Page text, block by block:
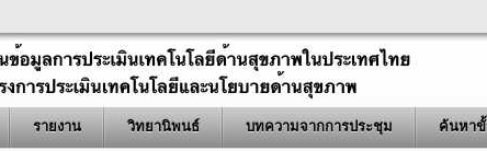
รายงาน วิทยานิพนธ์ บทความจากการประชุม ค้นหา